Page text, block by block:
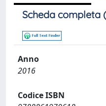
Scheda completa
Anno
2016
Codice ISBN